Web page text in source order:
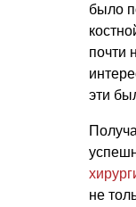
было
почти
эти
не